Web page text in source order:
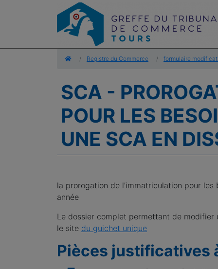
AccueilRegistre du Commerce formulaire
SCA -
POUR LES
UNE SCA EN
la prorogation de l’immatriculation pour
année
Le dossier complet permettant de
le site du guichet unique
Pièces justificatives